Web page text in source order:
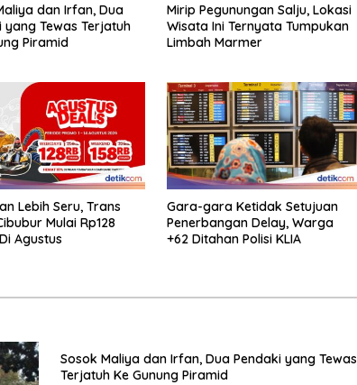
dan Irfan, Dua
yang Tewas Terjatuh
Piramid
Mirip Pegunungan Salju, Lokasi
Wisata Ini Ternyata Tumpukan
Limbah Marmer
Lebih Seru, Trans
Mulai Rp128
Agustus
Gara-gara Ketidak Setujuan
Penerbangan Delay, Warga
+62 Ditahan Polisi KLIA
Sosok Maliya dan Irfan, Dua Pendaki yang Tewas
Terjatuh Ke Gunung Piramid